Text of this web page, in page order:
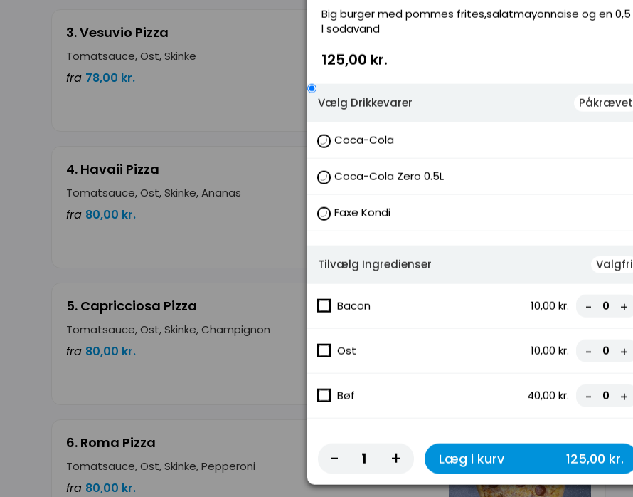
3. Vesuvio Pizza
Tomatsauce, Ost, Skinke
fra 78,00 kr.
4. Havaii Pizza
Tomatsauce, Ost, Skinke, Ananas
fra 80,00 kr.
5. Capricciosa Pizza
Tomatsauce, Ost, Skinke, Champignon
fra 80,00 kr.
6. Roma Pizza
Tomatsauce, Ost, Skinke, Pepperoni
fra 80,00 kr.
Big burger med pommes frites,salatmayonnaise og en 0,5
l sodavand
125,00 kr.
Vælg Drikkevarer Påkrævet
Coca-Cola
Coca-Cola Zero 0.5L
Faxe Kondi
Tilvælg Ingredienser Valgfri
Bacon 10,00 kr. - +
Ost 10,00 kr. - +
Bøf 40,00 kr. - +
- + Læg i kurv 125,00 kr.